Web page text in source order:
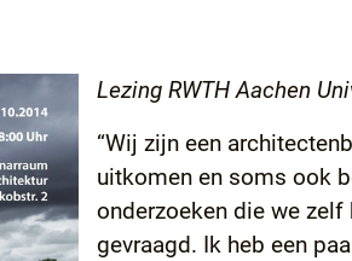
Lezing RWTH Aachen
“Wij zijn een
uitkomen en soms ook
onderzoeken die we
gevraagd. Ik heb een